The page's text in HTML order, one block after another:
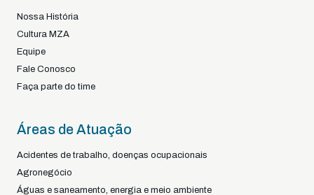
Nossa História
Cultura MZA
Equipe
Fale Conosco
Faça parte do time
Áreas de Atuação
Acidentes de trabalho, doenças ocupacionais
Agronegócio
Águas e saneamento, energia e meio ambiente